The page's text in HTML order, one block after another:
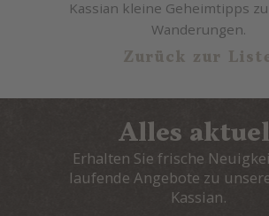
Kassian kleine Geheimtipps
Wanderungen.
Zurück zur
Alles
Erhalten Sie frische
laufende Angebote zu
Kassian.